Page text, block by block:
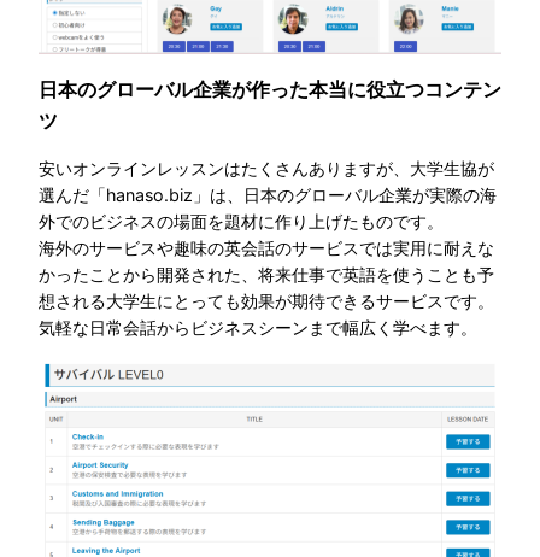
日本のグローバル企業が作った本当に役立つコンテン
ツ
安いオンラインレッスンはたくさんありますが、大学生協が
選んだ「hanaso.biz」は、日本のグローバル企業が実際の海
外でのビジネスの場面を題材に作り上げたものです。
海外のサービスや趣味の英会話のサービスでは実用に耐えな
かったことから開発された、将来仕事で英語を使うことも予
想される大学生にとっても効果が期待できるサービスです。
気軽な日常会話からビジネスシーンまで幅広く学べます。